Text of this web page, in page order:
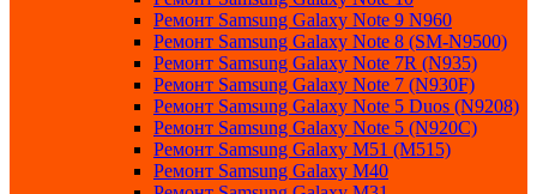
Ремонт Samsung Galaxy Note 9 N960
Ремонт Samsung Galaxy Note 8 (SM-N9500)
Ремонт Samsung Galaxy Note 7R (N935)
Ремонт Samsung Galaxy Note 7 (N930F)
Ремонт Samsung Galaxy Note 5 Duos (N9208)
Ремонт Samsung Galaxy Note 5 (N920C)
Ремонт Samsung Galaxy M51 (M515)
Ремонт Samsung Galaxy M40